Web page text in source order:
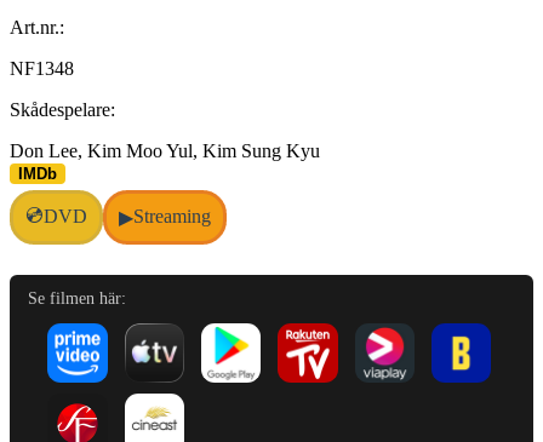
Art.nr.:
NF1348
Skådespelare:
Don Lee, Kim Moo Yul, Kim Sung Kyu
IMDb
💿DVD ▶Streaming
Se filmen här: